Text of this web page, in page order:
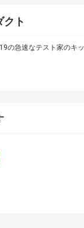
クト
の急速なテスト家のキッ